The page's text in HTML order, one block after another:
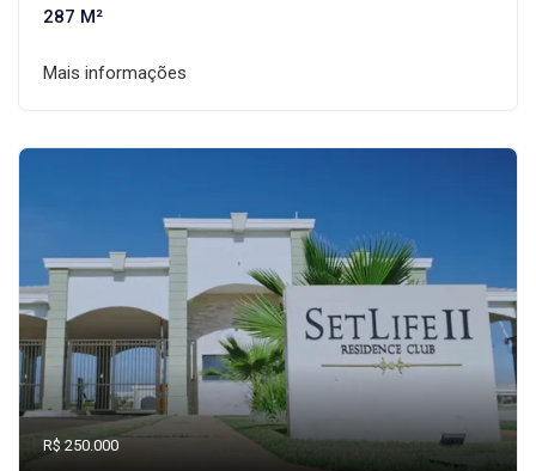
287 M²
Mais informações
R$ 250.000